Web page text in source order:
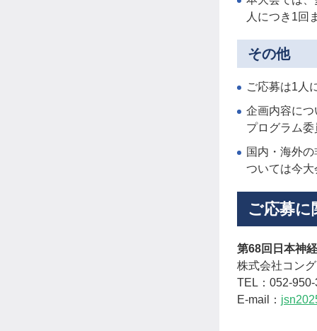
人につき1回
その他
ご応募は1人
企画内容に
プログラム
国内・海外
ついては今
ご応募に
第68回日本神
株式会社コン
TEL：052-
E-mail：